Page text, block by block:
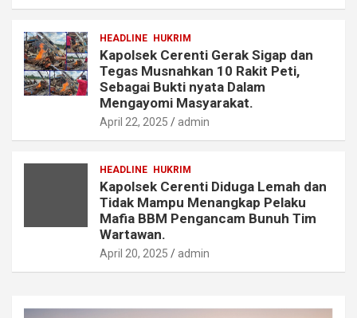
HEADLINE HUKRIM
Kapolsek Cerenti Gerak Sigap dan
Tegas Musnahkan 10 Rakit Peti,
Sebagai Bukti nyata Dalam
Mengayomi Masyarakat.
April 22, 2025 admin
HEADLINE HUKRIM
Kapolsek Cerenti Diduga Lemah dan
Tidak Mampu Menangkap Pelaku
Mafia BBM Pengancam Bunuh Tim
Wartawan.
April 20, 2025 admin